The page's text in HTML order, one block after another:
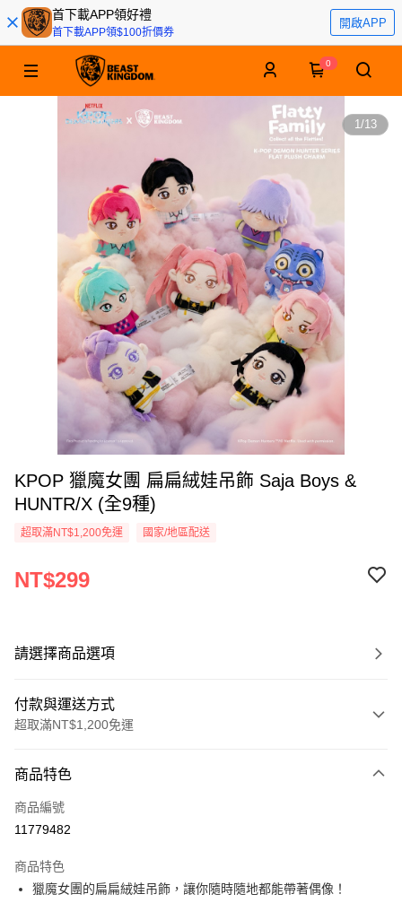
首下載APP領好禮
首下載APP領$100折價券
開啟APP
0
1/13
KPOP 獵魔女團 扁扁絨娃吊飾 Saja Boys &
HUNTR/X (全9種)
超取滿NT$1,200免運 國家/地區配送
NT$299
請選擇商品選項
付款與運送方式
超取滿NT$1,200免運
信用卡一次付款
LINE Pay
街口支付
商品特色
商品編號
11779482
商品特色
獵魔女團的扁扁絨娃吊飾，讓你隨時隨地都能帶著偶像！